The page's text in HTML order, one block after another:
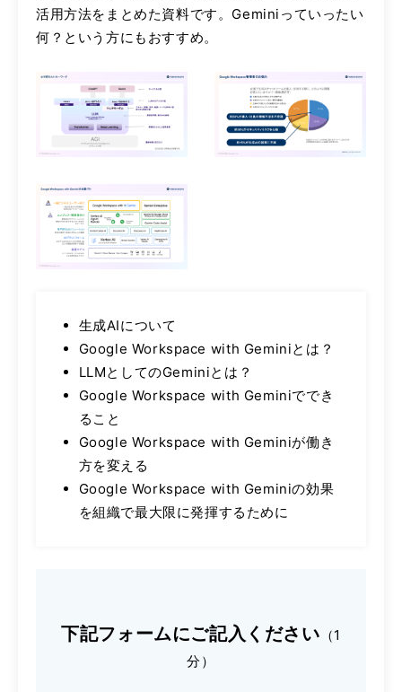
活用方法をまとめた資料です。Geminiっていったい
何？という方にもおすすめ。
生成AIについて
Google Workspace with Geminiとは？
LLMとしてのGeminiとは？
Google Workspace with Geminiででき
ること
Google Workspace with Geminiが働き
方を変える
Google Workspace with Geminiの効果
を組織で最大限に発揮するために
下記フォームにご記入ください （1
分）